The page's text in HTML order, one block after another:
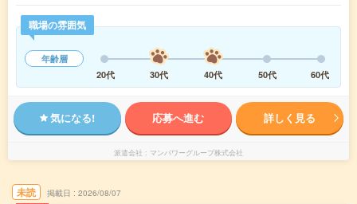
職場の雰囲気
年齢層
20代
30代 40代 50代 60代
気になる! 応募へ進む 詳しく見る
派遣会社 マンパワーグループ株式会社
未読 掲載日 2026/08/07